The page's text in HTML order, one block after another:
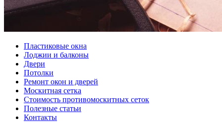
Пластиковые окна
Лоджии и балконы
Двери
Потолки
Ремонт окон и дверей
Москитная сетка
Стоимость противомоскитных сеток
Полезные статьи
Контакты